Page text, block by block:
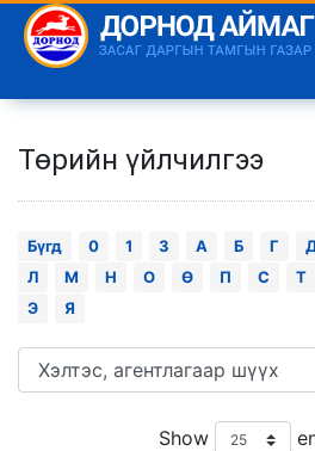
Төрийн үйлчилгээ
Бүгд 0 1 3 А Б Г
Л
М Н О Ө П С Т
Э
Я
Show